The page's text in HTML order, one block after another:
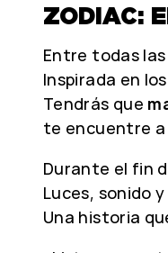
ZODIAC:
Entre todas
Inspirada en
Tendrás que
te encuentre
Durante el fin
Luces, sonido
Una historia